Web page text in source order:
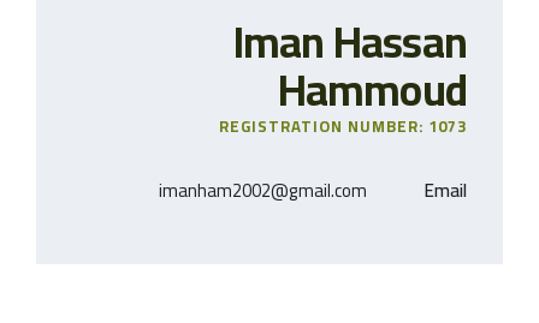
Iman Hassan
Hammoud
REGISTRATION NUMBER: 1073
Email
imanham2002@gmail.com